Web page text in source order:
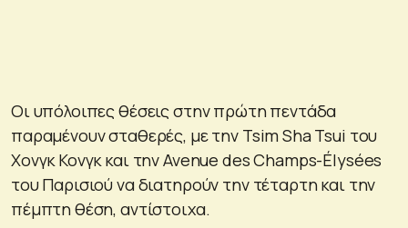
Οι υπόλοιπες θέσεις στην πρώτη πεντάδα
παραμένουν σταθερές, με την Tsim Sha Tsui του
Χονγκ Κονγκ και την Avenue des Champs-Élysées
του Παρισιού να διατηρούν την τέταρτη και την
πέμπτη θέση, αντίστοιχα.